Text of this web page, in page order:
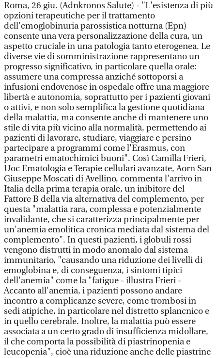
Roma, 26 giu. (Adnkronos Salute) - "L'esistenza di più
opzioni terapeutiche per il trattamento
dell'emoglobinuria parossistica notturna (Epn)
consente una vera personalizzazione della cura, un
aspetto cruciale in una patologia tanto eterogenea. Le
diverse vie di somministrazione rappresentano un
progresso significativo, in particolare quella orale:
assumere una compressa anziché sottoporsi a
infusioni endovenose in ospedale offre una maggiore
libertà e autonomia, soprattutto per i pazienti giovani
o attivi, e non solo semplifica la gestione quotidiana
della malattia, ma consente anche di mantenere uno
stile di vita più vicino alla normalità, permettendo ai
pazienti di lavorare, studiare, viaggiare e persino
partecipare a programmi come l'Erasmus, con
parametri ematochimici buoni". Così Camilla Frieri,
Uoc Ematologia e Terapie cellulari avanzate, Aorn San
Giuseppe Moscati di Avellino, commenta l'arrivo in
Italia della prima terapia orale, un inibitore del
Fattore B della via alternativa del complemento, per
questa "malattia rara, complessa e potenzialmente
invalidante, che si caratterizza principalmente per
un'anemia emolitica cronica mediata dal sistema del
complemento". In questi pazienti, i globuli rossi
vengono distrutti in modo anomalo dal sistema
immunitario, "causando una riduzione dei livelli di
emoglobina e, di conseguenza, i sintomi tipici
dell'anemia" come la "fatigue - illustra Frieri -
Accanto all'anemia, i pazienti possono andare
incontro a complicanze severe, come trombosi in
sedi atipiche, in particolare nel distretto splancnico e
in quello cerebrale. Inoltre, la malattia può essere
associata a un certo grado di insufficienza midollare,
il che comporta la possibilità di piastrinopenia e
leucopenia", cioè una riduzione anche delle piastrine